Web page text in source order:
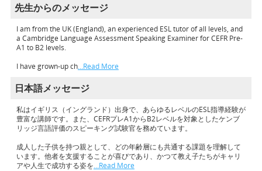
先生からのメッセージ
I am from the UK (England), an experienced ESL tutor of all levels, and
a Cambridge Language Assessment Speaking Examiner for CEFR Pre-
A1 to B2 levels.
I have grown-up ch…Read More
日本語メッセージ
私はイギリス（イングランド）出身で、あらゆるレベルのESL指導経験が
豊富な講師です。また、CEFRプレA1からB2レベルを対象としたケンブ
リッジ言語評価のスピーキング試験官を務めています。
成人した子供を持つ親として、どの年齢層にも共通する課題を理解して
います。他者を支援することが喜びであり、かつて教え子たちがキャリ
アや人生で成功する姿を…Read More